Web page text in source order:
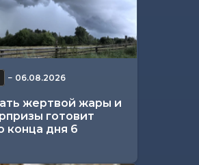
− 06.08.2026
жертвой жары и
готовит
конца дня 6